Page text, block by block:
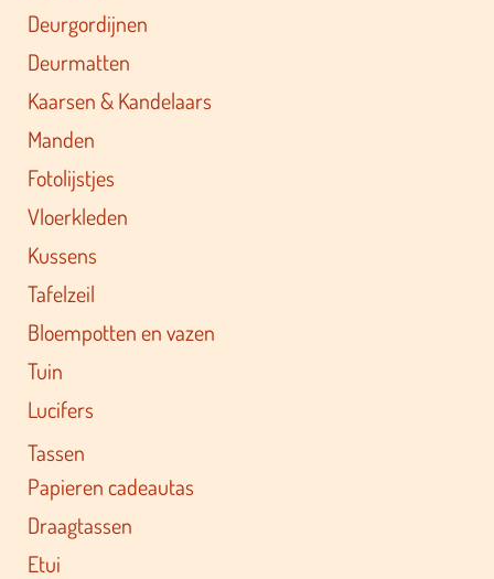
Deurgordijnen
Deurmatten
Kaarsen & Kandelaars
Manden
Fotolijstjes
Vloerkleden
Kussens
Tafelzeil
Bloempotten en vazen
Tuin
Lucifers
Tassen
Papieren cadeautas
Draagtassen
Etui